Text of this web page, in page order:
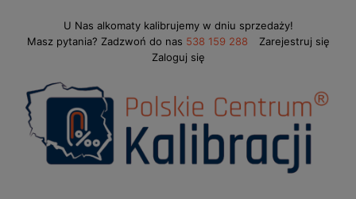
U Nas alkomaty kalibrujemy w dniu sprzedaży!
Masz pytania? Zadzwoń do nas 538 159 288
Zarejestruj się
Zaloguj się